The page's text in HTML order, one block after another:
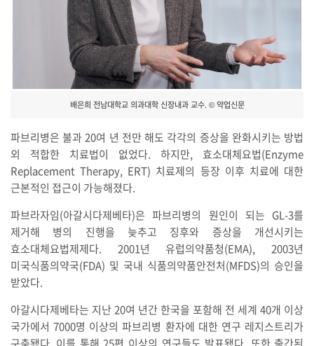
배은희 전남대학교 의과대학 신장내과 교수. © 약업신문
파브리병은 불과 20여 년 전만 해도 각각의 증상을 완화시키는 방법
외 적합한 치료법이 없었다. 하지만, 효소대체요법(Enzyme
Replacement Therapy, ERT) 치료제의 등장 이후 치료에 대한
근본적인 접근이 가능해졌다.
파브라자임(아갈시다제베타)은 파브리병의 원인이 되는 GL-3를
제거해 병의 진행을 늦추고 징후와 증상을 개선시키는
효소대체요법제제다. 2001년 유럽의약품청(EMA), 2003년
미국식품의약국(FDA) 및 국내 식품의약품안전처(MFDS)의 승인을
받았다.
아갈시다제베타는 지난 20여 년간 한국을 포함해 전 세계 40개 이상
국가에서 7000명 이상의 파브리병 환자에 대한 연구 레지스트리가